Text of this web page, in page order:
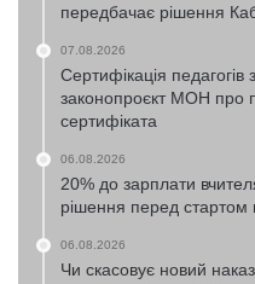
передбачає рішення
07.08.2026
Сертифікація
законопроєкт МОН про
сертифіката
06.08.2026
20% до зарплати
рішення перед стартом
06.08.2026
Чи скасовує новий